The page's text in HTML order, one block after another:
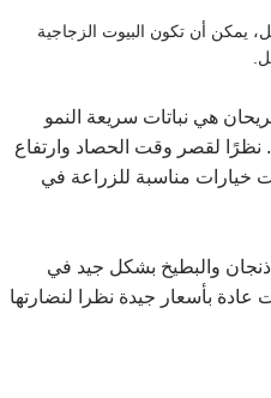
يمكن أن تكون البيوت الزجاجية
هي نباتات سريعة النمو
نظرًا لقصر وقت الحصاد وارتفاع
خيارات مناسبة للزراعة في
والبطيخ بشكل جيد في
عادة بأسعار جيدة نظرا لنضارتها